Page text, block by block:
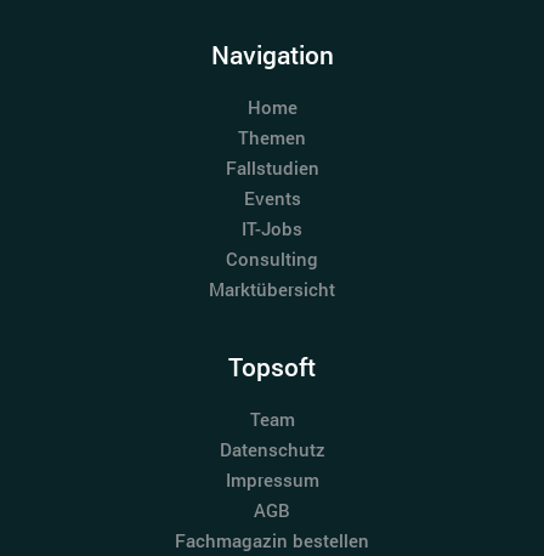
Navigation
Home
Themen
Fallstudien
Events
IT-Jobs
Consulting
Marktübersicht
Topsoft
Team
Datenschutz
Impressum
AGB
Fachmagazin bestellen